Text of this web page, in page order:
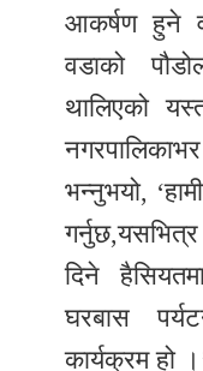
आकर्षण हुने
वडाको
थालिएको
भन्नुभयो,
दिने
घरबास
कार्यक्रम हो